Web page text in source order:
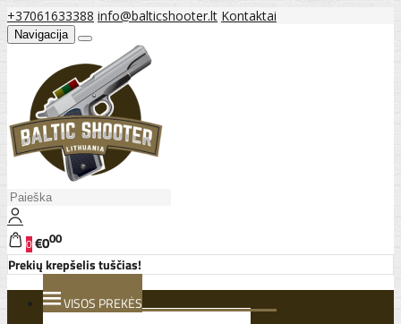
+37061633388 info@balticshooter.lt Kontaktai
Navigacija
0€000
Prekių krepšelis tuščias!
VISOS PREKĖS